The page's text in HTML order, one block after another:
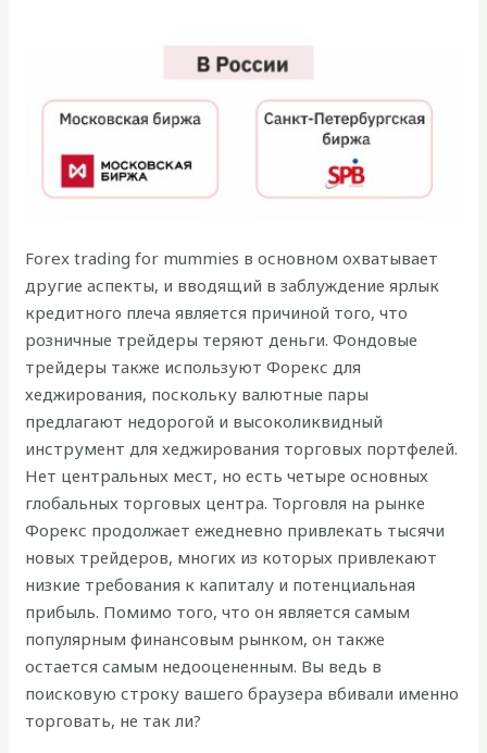
Forex trading for mummies в основном охватывает
другие аспекты, и вводящий в заблуждение ярлык
кредитного плеча является причиной того, что
розничные трейдеры теряют деньги. Фондовые
трейдеры также используют Форекс для
хеджирования, поскольку валютные пары
предлагают недорогой и высоколиквидный
инструмент для хеджирования торговых портфелей.
Нет центральных мест, но есть четыре основных
глобальных торговых центра. Торговля на рынке
Форекс продолжает ежедневно привлекать тысячи
новых трейдеров, многих из которых привлекают
низкие требования к капиталу и потенциальная
прибыль. Помимо того, что он является самым
популярным финансовым рынком, он также
остается самым недооцененным. Вы ведь в
поисковую строку вашего браузера вбивали именно
торговать, не так ли?